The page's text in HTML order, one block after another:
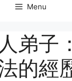
Menu
弟子
的經